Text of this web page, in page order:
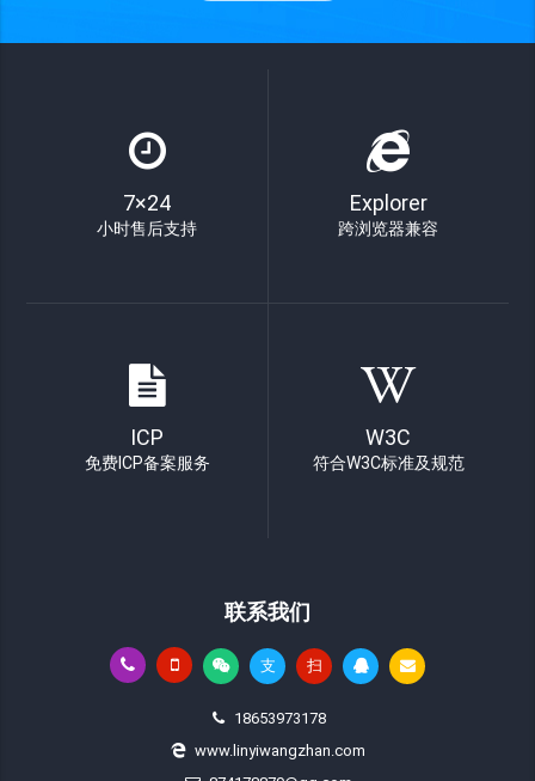
7×24
小时售后支持
Explorer
跨浏览器兼容
ICP
免费ICP备案服务
W3C
符合W3C标准及规范
联系我们
支 扫
18653973178
www.linyiwangzhan.com